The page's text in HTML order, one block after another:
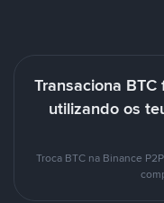
Transaciona
utilizando os
Troca BTC na Binance